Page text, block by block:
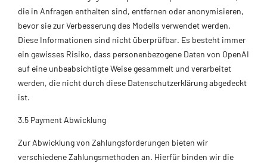
die in Anfragen enthalten sind, entfernen oder anonymisieren,
bevor sie zur Verbesserung des Modells verwendet werden.
Diese Informationen sind nicht überprüfbar. Es besteht immer
ein gewisses Risiko, dass personenbezogene Daten von OpenAI
auf eine unbeabsichtigte Weise gesammelt und verarbeitet
werden, die nicht durch diese Datenschutzerklärung abgedeckt
ist.
3.5 Payment Abwicklung
Zur Abwicklung von Zahlungsforderungen bieten wir
verschiedene Zahlungsmethoden an. Hierfür binden wir die